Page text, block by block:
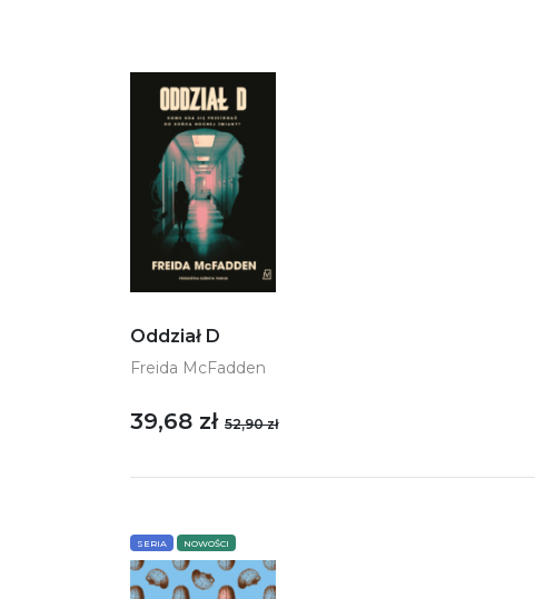
Oddział D
Freida McFadden
39,68 zł 52,90 zł
SERIA NOWOŚCI